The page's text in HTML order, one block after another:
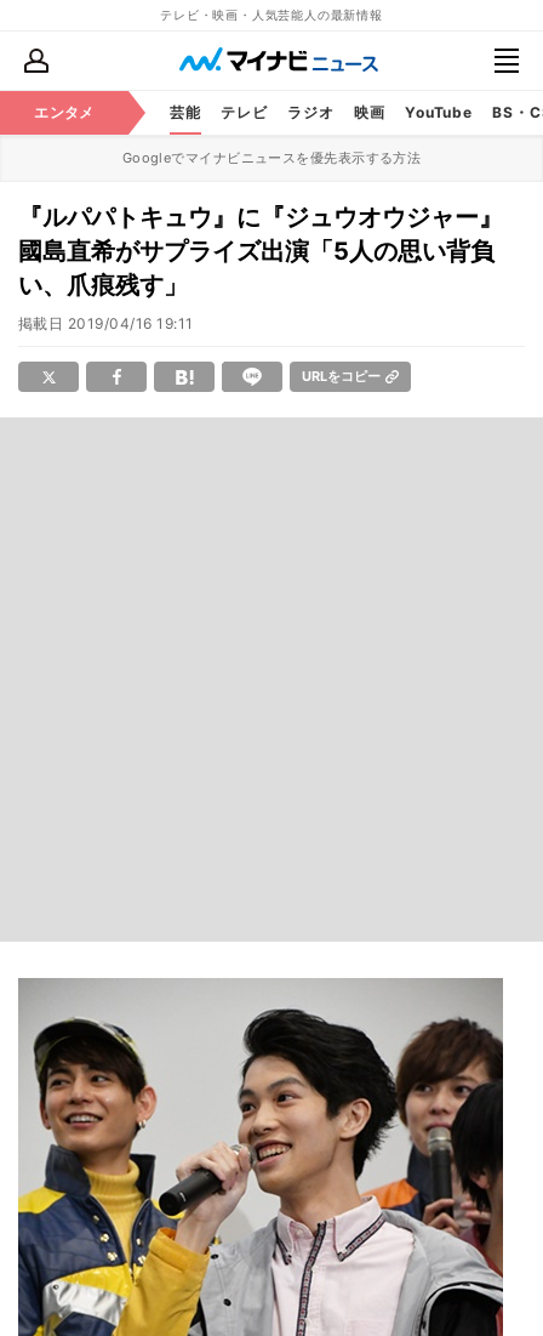
テレビ・映画・人気芸能人の最新情報
エンタメ 芸能 テレビ ラジオ 映画 YouTube BS・
Googleでマイナビニュースを優先表示する方法
『ルパパトキュウ』に『ジュウオウジャー』
國島直希がサプライズ出演「5人の思い背負
い、爪痕残す」
掲載日 2019/04/16 19:11
URLをコピー